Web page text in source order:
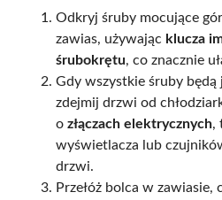
Odkryj śruby mocujące
zawias, używając klucza
śrubokrętu, co znacznie
Gdy wszystkie śruby
zdejmij drzwi od
o złączach elektrycznych,
wyświetlacza lub
drzwi.
Przełóż bolca w